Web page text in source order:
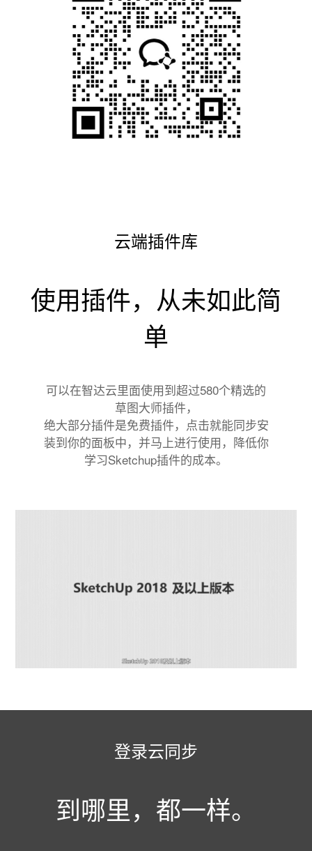
云端插件库
使用插件，从未如此简
单
可以在智达云里面使用到超过580个精选的
草图大师插件，
绝大部分插件是免费插件，点击就能同步安
装到你的面板中，并马上进行使用，降低你
学习Sketchup插件的成本。
登录云同步
到哪里，都一样。